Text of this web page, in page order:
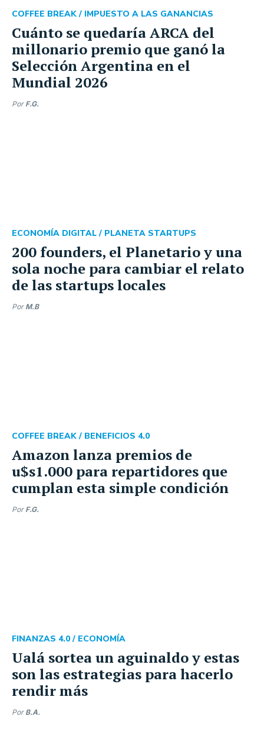
Cuánto se quedaría ARCA del
millonario premio que ganó la
Selección Argentina en el
Mundial 2026
COFFEE BREAK / IMPUESTO A LAS GANANCIAS
Por F.G.
200 founders, el Planetario y una
sola noche para cambiar el relato
de las startups locales
ECONOMÍA DIGITAL / PLANETA STARTUPS
Por M.B
Amazon lanza premios de
u$s1.000 para repartidores que
cumplan esta simple condición
COFFEE BREAK / BENEFICIOS 4.0
Por F.G.
Ualá sortea un aguinaldo y estas
son las estrategias para hacerlo
rendir más
FINANZAS 4.0 / ECONOMÍA
Por B.A.